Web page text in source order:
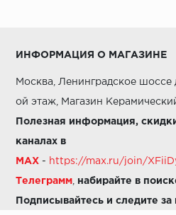
ИНФОРМАЦИЯ О МАГАЗИНЕ
Москва, Ленинградское
ой этаж, Магазин
Полезная информация,
каналах в
MAX - https://max.ru/join/
Телеграмм набирайте в
Подписывайтесь и следите